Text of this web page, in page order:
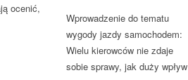
ocenić,
Wprowadzenie do tematu
wygody jazdy samochodem:
Wielu kierowców nie zdaje
sobie sprawy, jak duży wpływ